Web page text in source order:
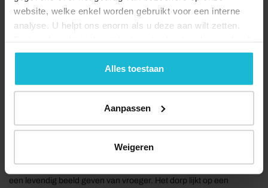
website, welke enkel worden gebruikt voor een interne
analyse. U helpt ons enorm als u deze aan wilt zetten.
geen commerciële doelstelling. U kunt deze cookies via
de knoppen accepteren, beheren of weigeren.
Alles toestaan
Aanpassen
Weigeren
Vandaag de dag wandel je er over geplaveide straatjes langs oude
kanonnen, houten bruggen en karakteristieke panden die samen
een levendig beeld geven van vroeger. Het dorp lijkt op een